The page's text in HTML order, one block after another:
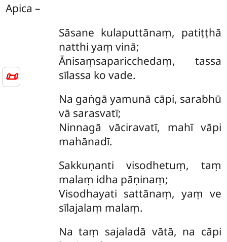
📜
Apica –
Sāsane kulaputtānaṃ, patiṭṭhā
natthi yaṃ vinā;
Ānisaṃsaparicchedaṃ, tassa
sīlassa ko vade.
Na gaṅgā yamunā cāpi, sarabhū
vā sarasvatī;
Ninnagā vāciravatī, mahī vāpi
mahānadī.
Sakkuṇanti visodhetuṃ, taṃ
malaṃ idha pāṇinaṃ;
Visodhayati sattānaṃ, yaṃ ve
sīlajalaṃ malaṃ.
Na taṃ sajaladā vātā, na cāpi